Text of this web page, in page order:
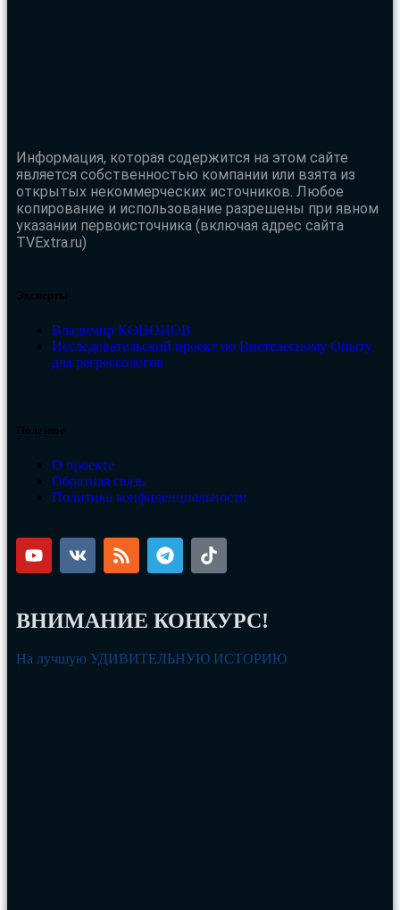
Информация, которая содержится на этом сайте
является собственностью компании или взята из
открытых некоммерческих источников. Любое
копирование и использование разрешены при явном
указании первоисточника (включая адрес сайта
TVExtra.ru)
Эксперты
Владимир КОНОНОВ
Исследовательский проект по Внетелесному Опыту
для регрессологов
Полезное
О проекте
Обратная связь
Политика конфиденциальности
ВНИМАНИЕ КОНКУРС!
На лучшую УДИВИТЕЛЬНУЮ ИСТОРИЮ